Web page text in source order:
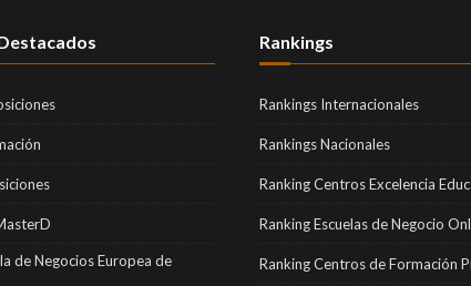
de Negocios Europea de
Rankings
Rankings Internacionales
Rankings Nacionales
Ranking Centros Excelencia
Ranking Escuelas de Negocio
Ranking Centros de Formación